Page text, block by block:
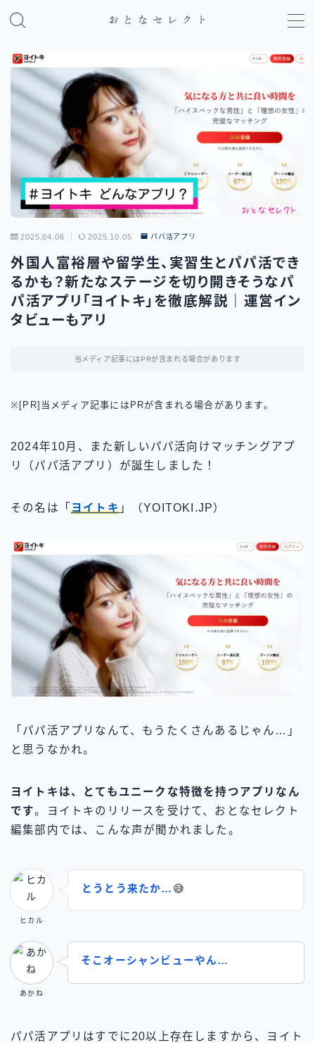
MENU
パパ活のやり方・基礎知識
パパ活アプリ比較
地域別パパ活ガイド
2025.04.06 2025.10.05 パパ活アプリ
外国人富裕層や留学生、実習生とパパ活でき
るかも？新たなステージを切り開きそうなパ
パ活アプリ「ヨイトキ」を徹底解説｜運営イン
タビューもアリ
当メディア記事にはPRが含まれる場合があります
※[PR]当メディア記事にはPRが含まれる場合があります。
2024年10月、また新しいパパ活向けマッチングアプ
リ（パパ活アプリ）が誕生しました！
その名は「 ヨイトキ 」（YOITOKI.JP）
「パパ活アプリなんて、もうたくさんあるじゃん…」
と思うなかれ。
ヨイトキは、とてもユニークな特徴を持つアプリなん
です。ヨイトキのリリースを受けて、おとなセレクト
編集部内では、こんな声が聞かれました。
ヒカル
とうとう来たか… 😅
あかね
そこオーシャンビューやん…
パパ活アプリはすでに20以上存在しますから、ヨイト